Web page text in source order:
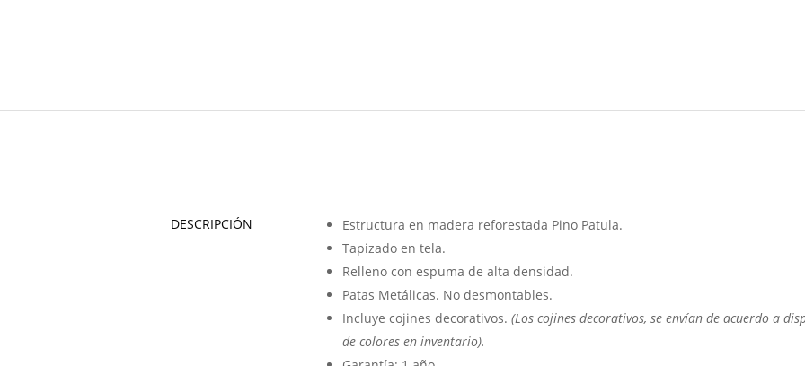
DESCRIPCIÓN
Estructura en madera reforestada Pino Patula.
Tapizado en tela.
Relleno con espuma de alta densidad.
Patas Metálicas. No desmontables.
Incluye cojines decorativos. (Los cojines decorativos, se envían de acuerdo a
de colores en inventario).